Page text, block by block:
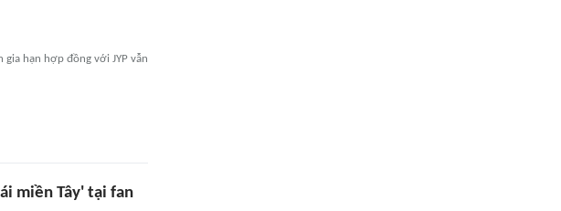
hạn hợp đồng với JYP vẫn
miền Tây' tại fan